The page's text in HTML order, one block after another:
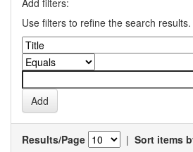
Add filters:
Use filters to refine the search results.
Results/Page | Sort items